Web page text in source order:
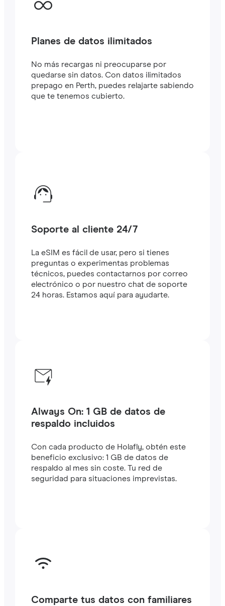
Planes de datos ilimitados
No más recargas ni preocuparse por
quedarse sin datos. Con datos ilimitados
prepago en Perth, puedes relajarte sabiendo
que te tenemos cubierto.
Soporte al cliente 24/7
La eSIM es fácil de usar, pero si tienes
preguntas o experimentas problemas
técnicos, puedes contactarnos por correo
electrónico o por nuestro chat de soporte
24 horas. Estamos aquí para ayudarte.
Always On: 1 GB de datos de
respaldo incluidos
Con cada producto de Holafly, obtén este
beneficio exclusivo: 1 GB de datos de
respaldo al mes sin coste. Tu red de
seguridad para situaciones imprevistas.
Comparte tus datos con familiares